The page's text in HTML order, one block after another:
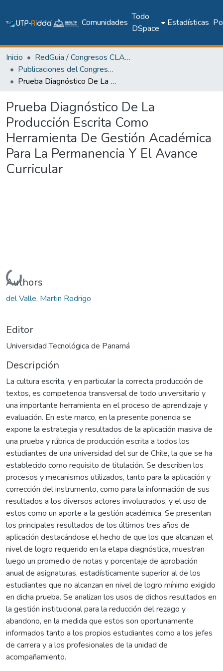
Comunidades
Todo
DSpace
Estadísticas
Inicio
RedGuia / Congresos CLABES
Publicaciones del Congreso Internacional CLABES
Prueba Diagnóstico De La Producción Escrita Como Herramienta De Gestión Académica Para La Permanencia Y El Avance Curricular
Prueba Diagnóstico De La
Producción Escrita Como
Herramienta De Gestión Académica
Para La Permanencia Y El Avance
Curricular
Cargando...
Authors
del Valle, Martin Rodrigo
Editor
Universidad Tecnológica de Panamá
Descripción
La cultura escrita, y en particular la correcta producción de
textos, es competencia transversal de todo universitario y
una importante herramienta en el proceso de aprendizaje y
evaluación. En este marco, en la presente ponencia se
expone la estrategia y resultados de la aplicación masiva de
una prueba y rúbrica de producción escrita a todos los
estudiantes de una universidad del sur de Chile, la que se ha
establecido como requisito de titulación. Se describen los
procesos y mecanismos utilizados, tanto para la aplicación y
corrección del instrumento, como para la información de sus
resultados a los diversos actores involucrados, y el uso de
estos como un aporte a la gestión académica. Se presentan
los principales resultados de los últimos tres años de
aplicación destacándose el hecho de que los que alcanzan el
nivel de logro requerido en la etapa diagnóstica, muestran
luego un promedio de notas y porcentaje de aprobación
anual de asignaturas, estadísticamente superior al de los
estudiantes que no alcanzan en nivel de logro mínimo exigido
en dicha prueba. Se analizan los usos de dichos resultados en
la gestión institucional para la reducción del rezago y
abandono, en la medida que estos son oportunamente
informados tanto a los propios estudiantes como a los jefes
de carrera y a los profesionales de la unidad de
acompañamiento.